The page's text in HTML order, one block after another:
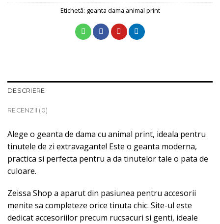
Etichetă: geanta dama animal print
DESCRIERE
RECENZII (0)
Alege o geanta de dama cu animal print, ideala pentru
tinutele de zi extravagante! Este o geanta moderna,
practica si perfecta pentru a da tinutelor tale o pata de
culoare.
Zeissa Shop a aparut din pasiunea pentru accesorii
menite sa completeze orice tinuta chic. Site-ul este
dedicat accesoriilor precum rucsacuri si genti, ideale